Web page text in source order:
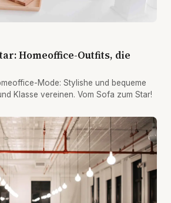
Homeoffice-Outfits, die
Mode: Stylishe und bequeme
Klasse vereinen. Vom Sofa zum Star!